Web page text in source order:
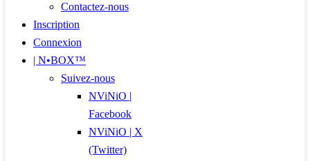
Contactez-nous
Inscription
Connexion
| N•BOX™
Suivez-nous
NViNiO |
Facebook
NViNiO | X
(Twitter)